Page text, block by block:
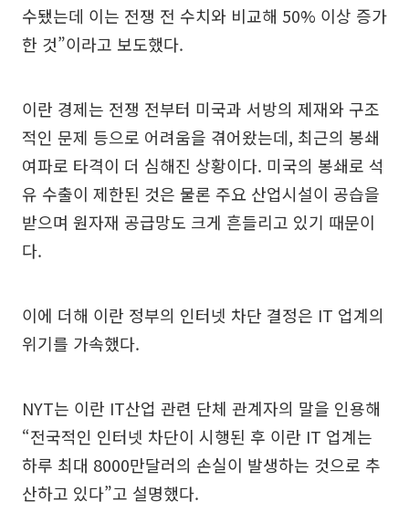
수됐는데 이는 전쟁 전 수치와 비교해 50% 이상 증가
한 것”이라고 보도했다.
이란 경제는 전쟁 전부터 미국과 서방의 제재와 구조
적인 문제 등으로 어려움을 겪어왔는데, 최근의 봉쇄
여파로 타격이 더 심해진 상황이다. 미국의 봉쇄로 석
유 수출이 제한된 것은 물론 주요 산업시설이 공습을
받으며 원자재 공급망도 크게 흔들리고 있기 때문이
다.
이에 더해 이란 정부의 인터넷 차단 결정은 IT 업계의
위기를 가속했다.
NYT는 이란 IT산업 관련 단체 관계자의 말을 인용해
“전국적인 인터넷 차단이 시행된 후 이란 IT 업계는
하루 최대 8000만달러의 손실이 발생하는 것으로 추
산하고 있다”고 설명했다.